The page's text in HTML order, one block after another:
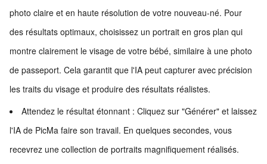
photo claire et en haute résolution de votre nouveau-né. Pour
des résultats optimaux, choisissez un portrait en gros plan qui
montre clairement le visage de votre bébé, similaire à une photo
de passeport. Cela garantit que l'IA peut capturer avec précision
les traits du visage et produire des résultats réalistes.
Attendez le résultat étonnant : Cliquez sur "Générer" et laissez
l'IA de PicMa faire son travail. En quelques secondes, vous
recevrez une collection de portraits magnifiquement réalisés.